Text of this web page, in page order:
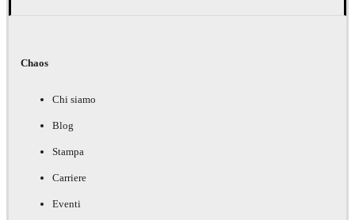
Chaos
Chi siamo
Blog
Stampa
Carriere
Eventi